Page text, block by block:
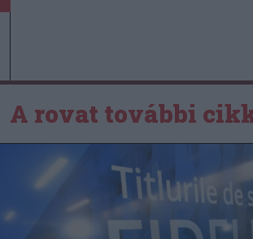
A rovat további